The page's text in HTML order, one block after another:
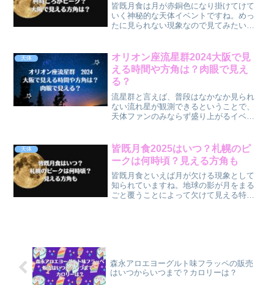
皆既月食は月が赤銅色になり掛けてけて
いく神秘的な天体イベントですね。めっ
たに見られない現象なので見てみたいと
皆既月食が見られるとか。大阪では一体
いつ見えるのでしょう...
天体
オリオン座流星群2024大阪で見
える時間や方角は？肉眼で見え
る？
流星群と言えば、普段はなかなか見られ
ない流れ星が観測できるということで、
天体ファンのみならず盛り上がるイベン
日（月）にその活動が最も盛んになる極
大と呼ばれる日...
天体
皆既月食2025はいつ？札幌のピ
ークは何時頃？見える方角も
皆既月食といえば月が欠ける現象として
知られていますね。地球の影が月をまる
ごと覆うことによって欠けて見える特別
森永アロエヨーグルト味フラッペの販売
はいつからいつまで？カロリーは？